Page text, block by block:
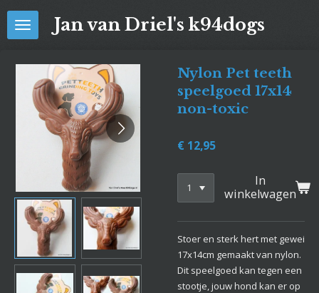
Ga
direct
hoofdinhoud
Jan van Driel's k94dogs
Nylon Pet teeth
speelgoed 17x14
non-toxic
€ 12,95
In
winkelwagen
Stoer en sterk hert met gewei
17x14cm gemaakt van nylon.
Dit speelgoed kan tegen een
stootje, jouw hond kan er op